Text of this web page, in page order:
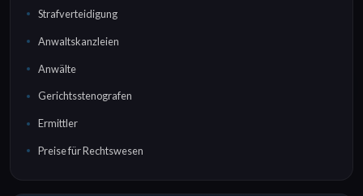
Strafverteidigung
Anwaltskanzleien
Anwälte
Gerichtsstenografen
Ermittler
Preise für Rechtswesen